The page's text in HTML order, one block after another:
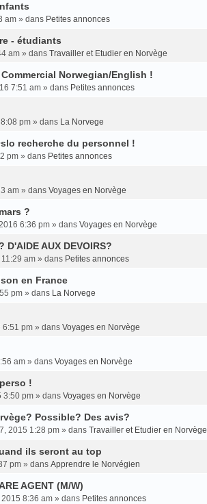
am » dans Petites annonces
- étudiants
am » dans Travailler et Etudier en Norvège
Norwegian/English !
7:51 am » dans Petites annonces
pm » dans La Norvege
recherche du personnel !
pm » dans Petites annonces
am » dans Voyages en Norvège
?
6:36 pm » dans Voyages en Norvège
AUX DEVOIRS?
am » dans Petites annonces
en France
pm » dans La Norvege
6:51 pm » dans Voyages en Norvège
am » dans Voyages en Norvège
!
3:50 pm » dans Voyages en Norvège
Possible? Des avis?
2015 1:28 pm » dans Travailler et Etudier en Norvège
ils seront au top
pm » dans Apprendre le Norvégien
AGENT (M/W)
8:36 am » dans Petites annonces